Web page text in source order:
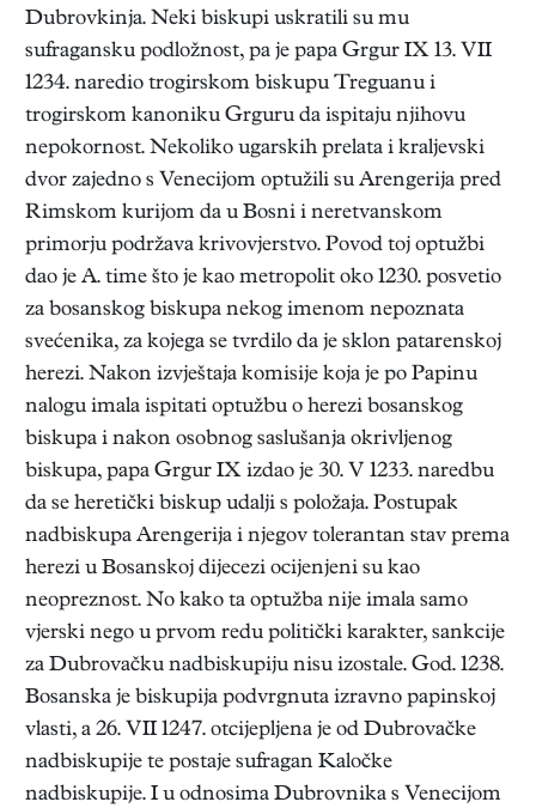
Dubrovkinja. Neki biskupi uskratili su mu
sufragansku podložnost, pa je papa Grgur IX 13. VII
1234. naredio trogirskom biskupu Treguanu i
trogirskom kanoniku Grguru da ispitaju njihovu
nepokornost. Nekoliko ugarskih prelata i kraljevski
dvor zajedno s Venecijom optužili su Arengerija pred
Rimskom kurijom da u Bosni i neretvanskom
primorju podržava krivovjerstvo. Povod toj optužbi
dao je A. time što je kao metropolit oko 1230. posvetio
za bosanskog biskupa nekog imenom nepoznata
svećenika, za kojega se tvrdilo da je sklon patarenskoj
herezi. Nakon izvještaja komisije koja je po Papinu
nalogu imala ispitati optužbu o herezi bosanskog
biskupa i nakon osobnog saslušanja okrivljenog
biskupa, papa Grgur IX izdao je 30. V 1233. naredbu
da se heretički biskup udalji s položaja. Postupak
nadbiskupa Arengerija i njegov tolerantan stav prema
herezi u Bosanskoj dijecezi ocijenjeni su kao
neopreznost. No kako ta optužba nije imala samo
vjerski nego u prvom redu politički karakter, sankcije
za Dubrovačku nadbiskupiju nisu izostale. God. 1238.
Bosanska je biskupija podvrgnuta izravno papinskoj
vlasti, a 26. VII 1247. otcijepljena je od Dubrovačke
nadbiskupije te postaje sufragan Kaločke
nadbiskupije. I u odnosima Dubrovnika s Venecijom